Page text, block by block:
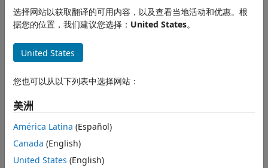
数学
计算几何学
多边形形状
本页内容
语法
描述
示例
输入参量
扩展功能
旋转polyshape
全页折叠
语法
polyout = rotate(polyin,theta)
说明
polyout = rotate( polyin
(0,0) 旋转theta
选择网站以获取翻译的可用内容，以及查看当地活动和优惠。根
据您的位置，我们建议您选择： United States。
United States
您也可以从以下列表中选择网站：
美洲
América Latina (Español)
Canada (English)
United States (English)